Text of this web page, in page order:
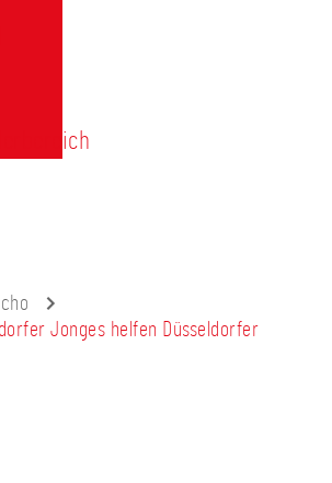
Jonges helfen Düsseldorfer